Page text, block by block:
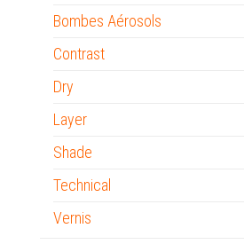
Bombes Aérosols
Contrast
Dry
Layer
Shade
Technical
Vernis